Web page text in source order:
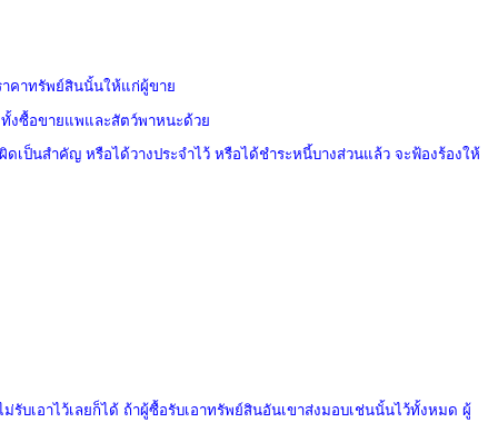
คาทรัพย์สินนั้นให้แก่ผู้ขาย
งซื้อขายแพและสัตว์พาหนะด้วย
ป็นสำคัญ หรือได้วางประจำไว้ หรือได้ชำระหนี้บางส่วนแล้ว จะฟ้องร้องให้
เอาไว้เลยก็ได้ ถ้าผู้ซื้อรับเอาทรัพย์สินอันเขาส่งมอบเช่นนั้นไว้ทั้งหมด ผู้